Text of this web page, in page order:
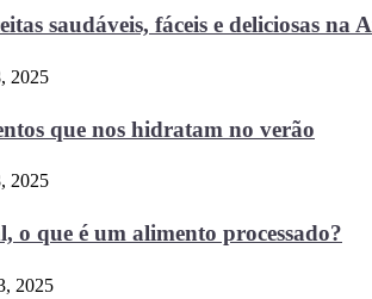
saudáveis, fáceis e deliciosas na
2025
que nos hidratam no verão
2025
o que é um alimento processado?
2025